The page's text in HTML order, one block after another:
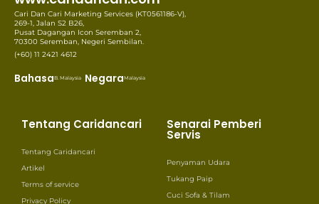
Cari Dan Cari Marketing Services (KT0561186-V),
269-1, Jalan S2 B26,
Pusat Dagangan Icon Seremban 2,
70300 Seremban, Negeri Sembilan.
(+60) 11 2421 4612
BahasaB. Malaysia NegaraMalaysia
Tentang Caridancari
Tentang Caridancari
Artikel
Terms of service
Privacy Policy
Senarai Pemberi
Servis
Penyaman Udara
Tukang Paip
Cuci Sofa & Tilam